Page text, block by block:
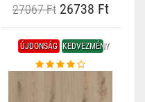
27067 Ft26738 Ft
ÚJDONSÁG KEDVEZMÉNY